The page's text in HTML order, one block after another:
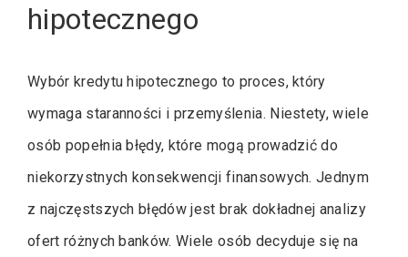
hipotecznego
Wybór kredytu hipotecznego to proces, który
wymaga staranności i przemyślenia. Niestety, wiele
osób popełnia błędy, które mogą prowadzić do
niekorzystnych konsekwencji finansowych. Jednym
z najczęstszych błędów jest brak dokładnej analizy
ofert różnych banków. Wiele osób decyduje się na